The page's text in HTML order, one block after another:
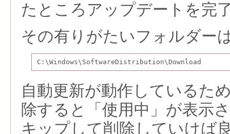
たところアップデートを完
その有りがたいフォルダー
C:\Windows\SoftwareDistribution\Download
自動更新が動作しているた
除すると「使用中」が表示
キップして削除していけば